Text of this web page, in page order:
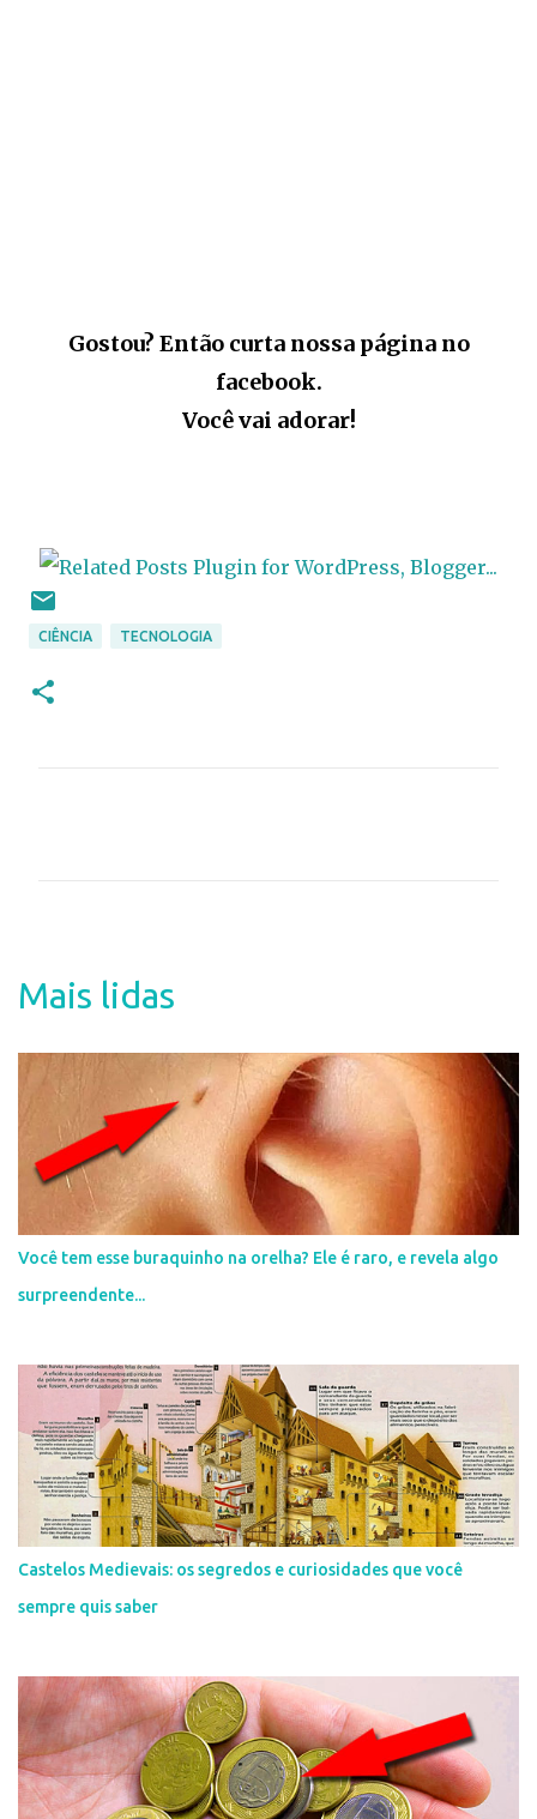
Gostou? Então curta nossa página no
facebook.
Você vai adorar!
CIÊNCIA TECNOLOGIA
á
Mais lidas
Você tem esse buraquinho na orelha? Ele é raro, e revela algo
surpreendente...
Castelos Medievais: os segredos e curiosidades que você
sempre quis saber